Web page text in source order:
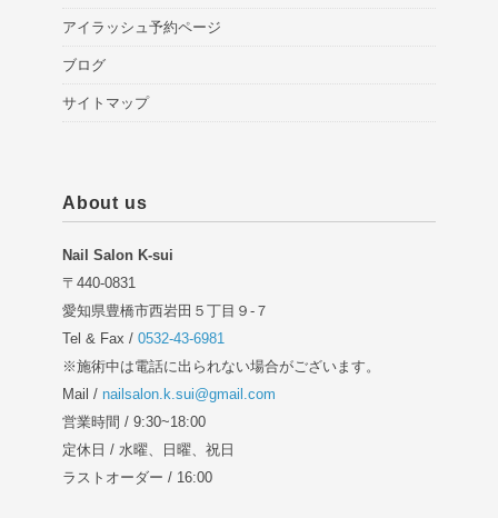
アイラッシュ予約ページ
ブログ
サイトマップ
About us
Nail Salon K-sui
〒440-0831
愛知県豊橋市西岩田５丁目９-７
Tel & Fax / 0532-43-6981
※施術中は電話に出られない場合がございます。
Mail / nailsalon.k.sui@gmail.com
営業時間 / 9:30~18:00
定休日 / 水曜、日曜、祝日
ラストオーダー / 16:00